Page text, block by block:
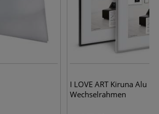
I LOVE ART Kiruna Alu
Wechselrahmen